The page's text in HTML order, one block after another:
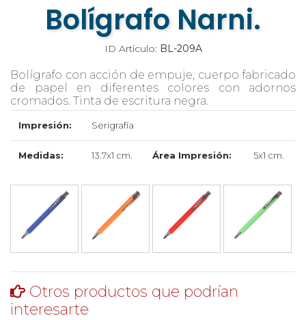
Bolígrafo Narni.
ID Artículo: BL-209A
Bolígrafo con acción de empuje, cuerpo fabricado
de papel en diferentes colores con adornos
cromados. Tinta de escritura negra.
Impresión: Serigrafía
Medidas: 13.7x1 cm. Área Impresión: 5x1 cm.
Otros productos que podrían
interesarte